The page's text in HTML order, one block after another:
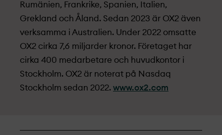
Rumänien, Frankrike, Spanien, Italien,
Grekland och Åland. Sedan 2023 är OX2 även
verksamma i Australien. Under 2022 omsatte
OX2 cirka 7,6 miljarder kronor. Företaget har
cirka 400 medarbetare och huvudkontor i
Stockholm. OX2 är noterat på Nasdaq
Stockholm sedan 2022. www.ox2.com